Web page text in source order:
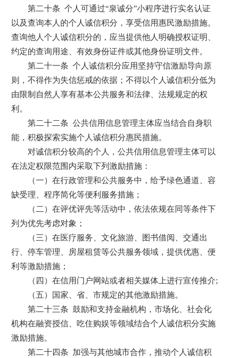
第二十条 个人可通过“泉诚分”小程序进行实名认证
以及查询本人的个人诚信积分，享受信用惠民激励措施。
查询他人个人诚信积分的，应当提供他人明确授权证明、
约定的查询用途、有效身份证件或其他身份证明文件。
第二十一条 个人诚信积分应用坚持守信激励导向原
则，不得作为失信惩戒的依据；不得以个人诚信积分低为
由限制自然人享有基本公共服务和法律、法规规定的权
利。
第二十二条 公共信用信息管理主体应当结合自身职
能，积极探索实施个人诚信积分惠民措施。
对诚信积分较高的个人，公共信用信息管理主体可以
在法定权限范围内采取下列激励措施：
（一）在行政管理和公共服务中，给予绿色通道、容
缺受理、程序简化等便利服务措施；
（二）在评优评先等活动中，依法依规在同等条件下
列为优先考虑对象；
（三）在医疗服务、文化旅游、图书借阅、交通出
行、停车管理、房屋租赁等公共服务领域，提供优惠、便
利等激励措施；
（四）在信用门户网站或者相关媒体上进行宣传推介;
（五）国家、省、市规定的其他激励措施。
第二十三条 鼓励和支持金融机构，市场化、社会化
机构在融资授信、吃住购娱等领域结合个人诚信积分实施
激励措施。
第二十四条 加强与其他城市合作，推动个人诚信积